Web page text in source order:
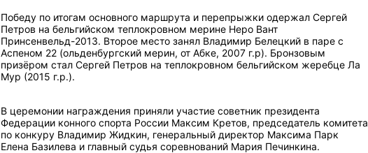
Победу по итогам основного маршрута и перепрыжки одержал Сергей
Петров на бельгийском теплокровном мерине Неро Вант
Принсенвельд-2013. Второе место занял Владимир Белецкий в паре с
Аспеном 22 (ольденбургский мерин, от Абке, 2007 г.р). Бронзовым
призёром стал Сергей Петров на теплокровном бельгийском жеребце Ла
Мур (2015 г.р.).
В церемонии награждения приняли участие советник президента
Федерации конного спорта России Максим Кретов, председатель комитета
по конкуру Владимир Жидкин, генеральный директор Максима Парк
Елена Базилева и главный судья соревнований Мария Печинкина.